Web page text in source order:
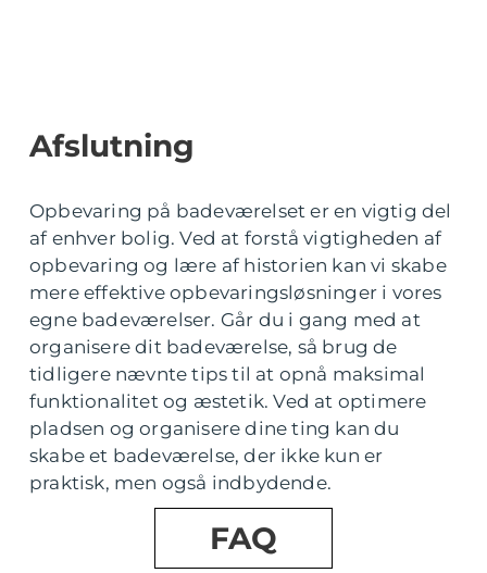
Afslutning
Opbevaring på badeværelset er en vigtig del
af enhver bolig. Ved at forstå vigtigheden af
opbevaring og lære af historien kan vi skabe
mere effektive opbevaringsløsninger i vores
egne badeværelser. Går du i gang med at
organisere dit badeværelse, så brug de
tidligere nævnte tips til at opnå maksimal
funktionalitet og æstetik. Ved at optimere
pladsen og organisere dine ting kan du
skabe et badeværelse, der ikke kun er
praktisk, men også indbydende.
FAQ